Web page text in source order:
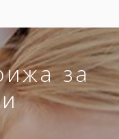
за